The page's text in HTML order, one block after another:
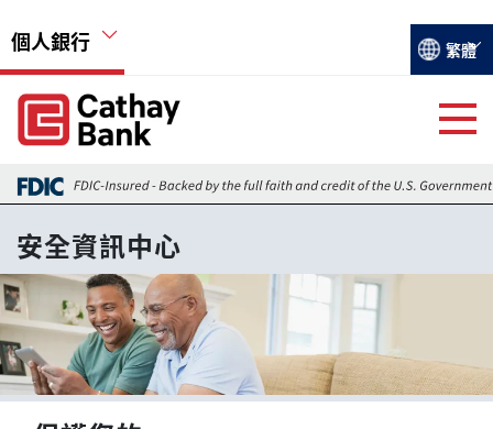
個人銀行
Global Header Hierarchy Menu
Select
繁體
安全資訊中心
圖片